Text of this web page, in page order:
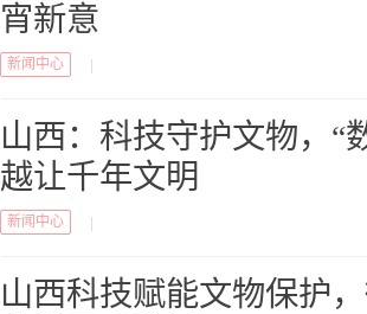
宵新意
新闻中心
山西：科技守护文物，“
越让千年文明
新闻中心
山西科技赋能文物保护